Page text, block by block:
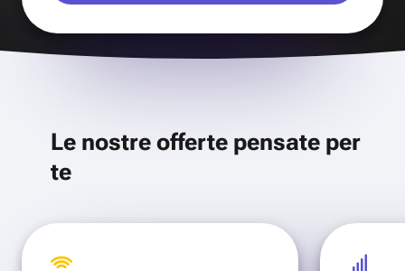
Le nostre offerte pensate per
te